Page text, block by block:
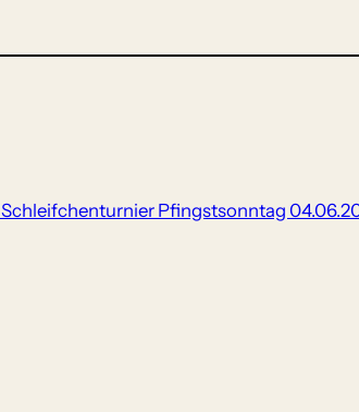
Schleifchenturnier Pfingstsonntag